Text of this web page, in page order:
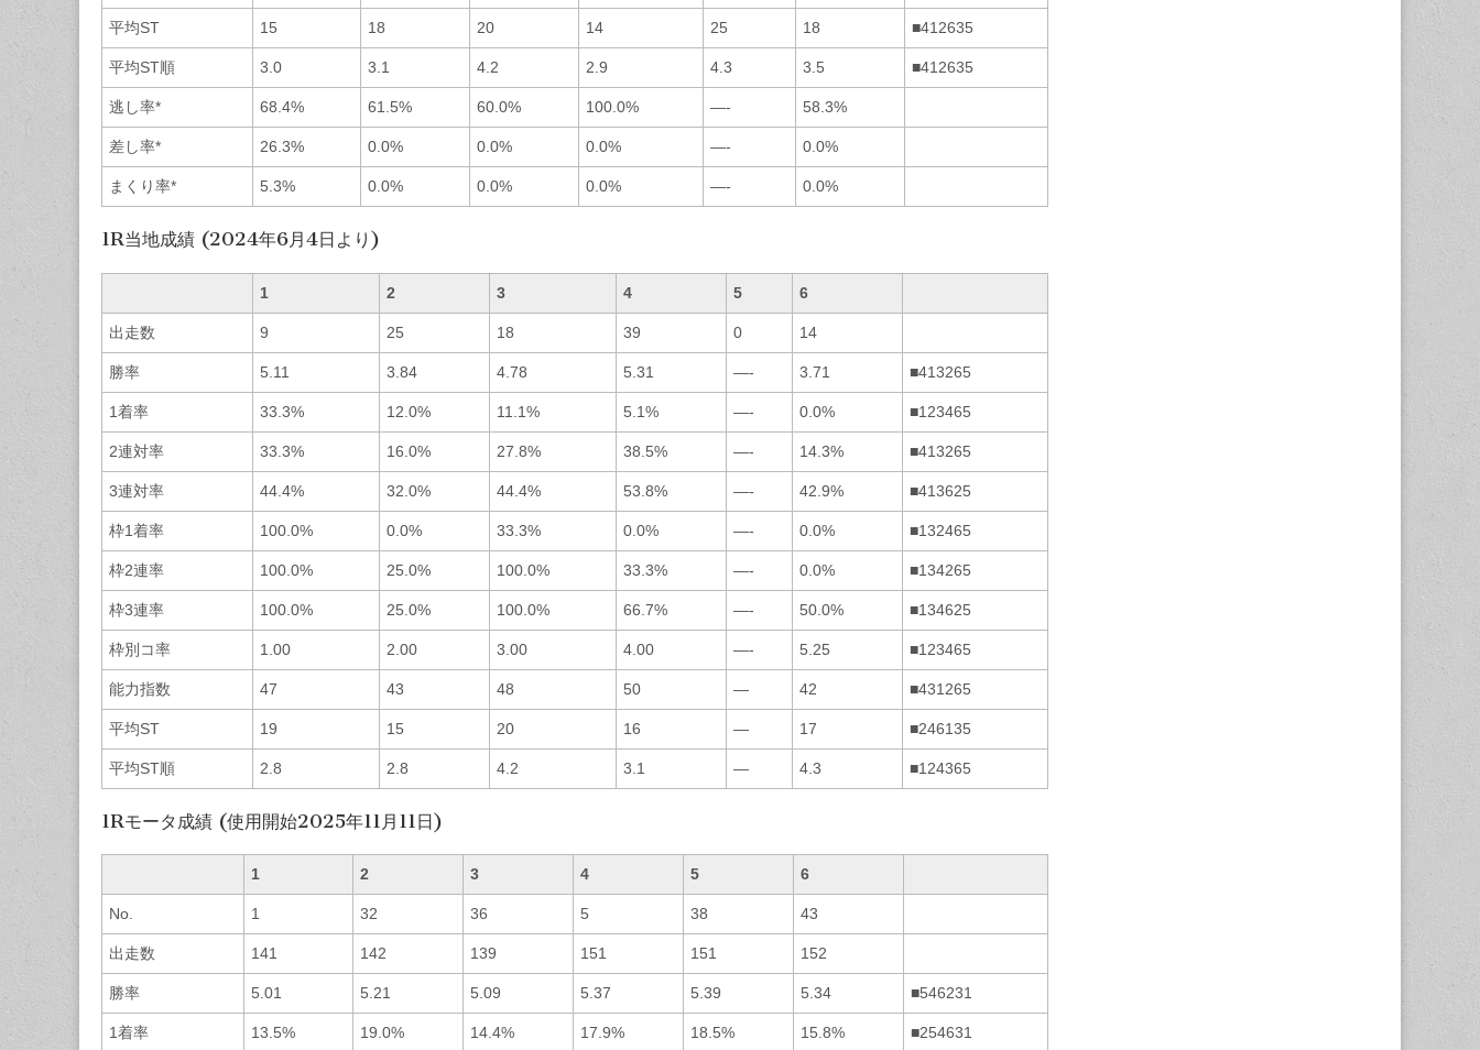
平均ST 15 18 20 14 25 18 ■412635
平均ST順 3.0 3.1 4.2 2.9 4.3 3.5 ■412635
逃し率* 68.4% 61.5% 60.0% 100.0% —- 58.3%
差し率* 26.3% 0.0% 0.0% 0.0% —- 0.0%
まくり率* 5.3% 0.0% 0.0% 0.0% —- 0.0%
1R当地成績 (2024年6月4日より)
1 2 3 4 5 6
出走数 9 25 18 39 0 14
勝率 5.11 3.84 4.78 5.31 —- 3.71 ■413265
1着率 33.3% 12.0% 11.1% 5.1% —- 0.0% ■123465
2連対率 33.3% 16.0% 27.8% 38.5% —- 14.3% ■413265
3連対率 44.4% 32.0% 44.4% 53.8% —- 42.9% ■413625
枠1着率 100.0% 0.0% 33.3% 0.0% —- 0.0% ■132465
枠2連率 100.0% 25.0% 100.0% 33.3% —- 0.0% ■134265
枠3連率 100.0% 25.0% 100.0% 66.7% —- 50.0% ■134625
枠別コ率 1.00 2.00 3.00 4.00 —- 5.25 ■123465
能力指数 47 43 48 50 — 42 ■431265
平均ST 19 15 20 16 — 17 ■246135
平均ST順 2.8 2.8 4.2 3.1 — 4.3 ■124365
1Rモータ成績 (使用開始2025年11月11日)
1 2 3 4 5 6
No. 1 32 36 5 38 43
出走数 141 142 139 151 151 152
勝率 5.01 5.21 5.09 5.37 5.39 5.34 ■546231
1着率 13.5% 19.0% 14.4% 17.9% 18.5% 15.8% ■254631